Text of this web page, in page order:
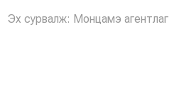
Эх сурвалж: Монцамэ агентлаг